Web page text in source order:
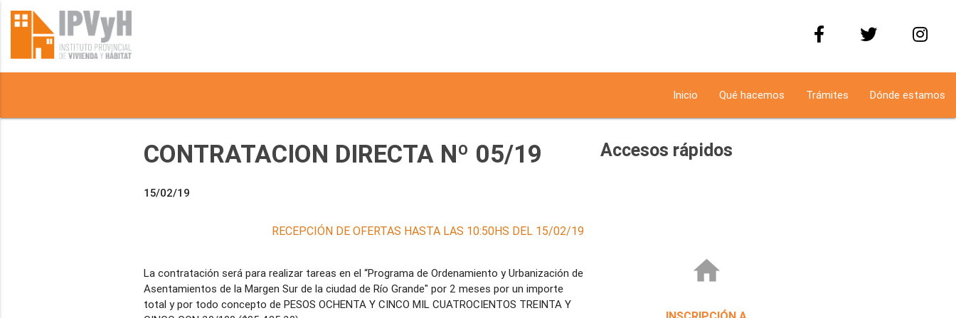
Inicio Qué hacemos Trámites Dónde estamos
CONTRATACION DIRECTA Nº 05/19
15/02/19
RECEPCIÓN DE OFERTAS HASTA LAS 10:50HS DEL 15/02/19
La contratación será para realizar tareas en el “Programa de Ordenamiento y Urbanización de
Asentamientos de la Margen Sur de la ciudad de Río Grande" por 2 meses por un importe
total y por todo concepto de PESOS OCHENTA Y CINCO MIL CUATROCIENTOS TREINTA Y
Accesos rápidos
home